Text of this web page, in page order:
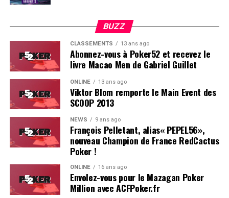
Soleau à gauche, sorti par Logghe au centre
BUZZ
CLASSEMENTS 13 ans ago
Abonnez-vous à Poker52 et recevez le
livre Macao Men de Gabriel Guillet
ONLINE 13 ans ago
Viktor Blom remporte le Main Event des
SCOOP 2013
NEWS 9 ans ago
François Pelletant, alias« PEPEL56»,
nouveau Champion de France RedCactus
Poker !
ONLINE 16 ans ago
Envolez-vous pour le Mazagan Poker
Million avec ACFPoker.fr